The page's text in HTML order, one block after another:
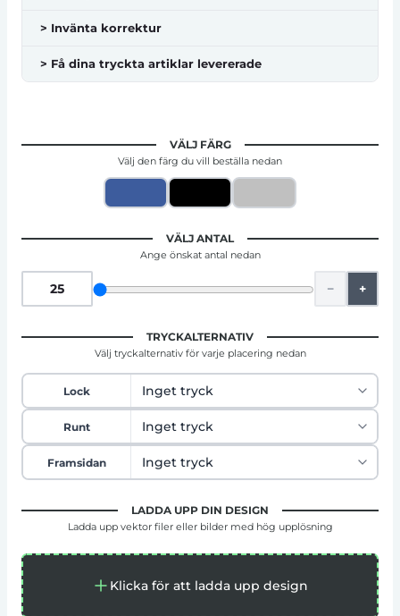
> Invänta korrektur
> Få dina tryckta artiklar levererade
VÄLJ FÄRG
Välj den färg du vill beställa nedan
VÄLJ ANTAL
Ange önskat antal nedan
− +
TRYCKALTERNATIV
Välj tryckalternativ för varje placering nedan
Lock
Runt
Framsidan
LADDA UPP DIN DESIGN
Ladda upp vektor filer eller bilder med hög upplösning
Klicka för att ladda upp design